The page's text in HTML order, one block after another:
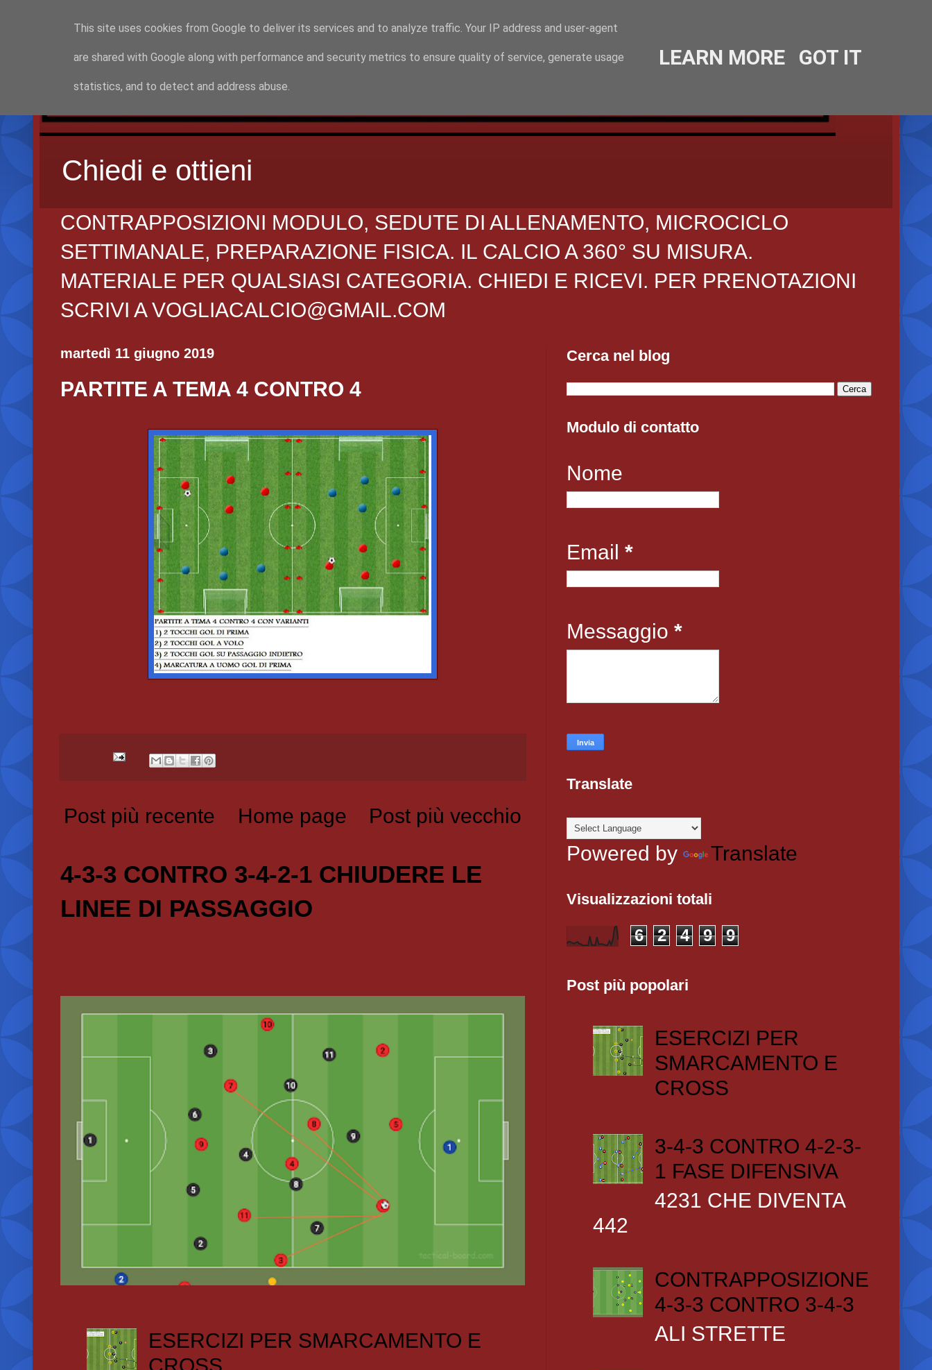
Chiedi e ottieni
CONTRAPPOSIZIONI MODULO, SEDUTE DI ALLENAMENTO, MICROCICLO
SETTIMANALE, PREPARAZIONE FISICA. IL CALCIO A 360° SU MISURA.
MATERIALE PER QUALSIASI CATEGORIA. CHIEDI E RICEVI. PER PRENOTAZIONI
SCRIVI A VOGLIACALCIO@GMAIL.COM
martedì 11 giugno 2019
PARTITE A TEMA 4 CONTRO 4
Post più recente Post più vecchio
Home page
4-3-3 CONTRO 3-4-2-1 CHIUDERE LE
LINEE DI PASSAGGIO
ESERCIZI PER SMARCAMENTO E
CROSS
Cerca nel blog
Modulo di contatto
Nome
Email *
Messaggio *
Translate
Powered by Translate
Visualizzazioni totali
6 2 4 9 9
Post più popolari
ESERCIZI PER
SMARCAMENTO E
CROSS
3-4-3 CONTRO 4-2-3-
1 FASE DIFENSIVA
4231 CHE DIVENTA
442
CONTRAPPOSIZIONE
4-3-3 CONTRO 3-4-3
ALI STRETTE
This site uses cookies from Google to deliver its services and to analyze traffic. Your IP address and user-agent
are shared with Google along with performance and security metrics to ensure quality of service, generate usage
statistics, and to detect and address abuse.
LEARN MORE GOT IT